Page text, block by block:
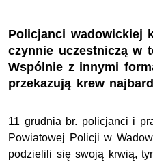
Policjanci wadowickiej
czynnie uczestniczą w
Wspólnie z innymi
przekazują krew
11 grudnia br. policjanci i
Powiatowej Policji w
podzielili się swoją krwią,